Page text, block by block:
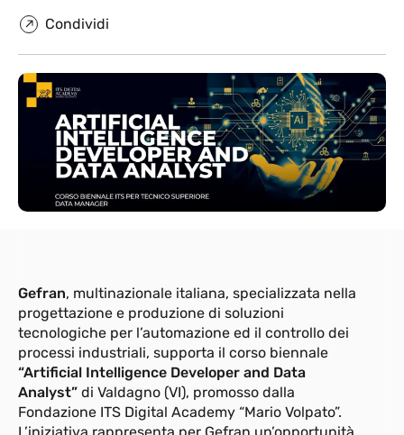
Condividi
Gefran, multinazionale italiana, specializzata nella
progettazione e produzione di soluzioni
tecnologiche per l’automazione ed il controllo dei
processi industriali, supporta il corso biennale
“Artificial Intelligence Developer and Data
Analyst” di Valdagno (VI), promosso dalla
Fondazione ITS Digital Academy “Mario Volpato”.